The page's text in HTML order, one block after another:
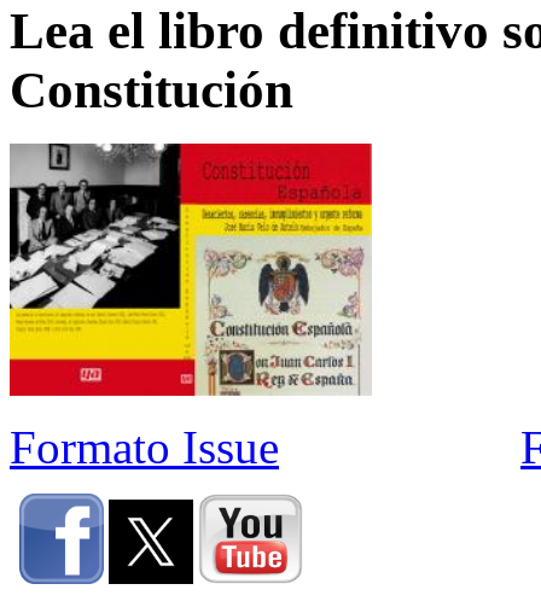
Lea el libro definitivo
Constitución
Formato Issue